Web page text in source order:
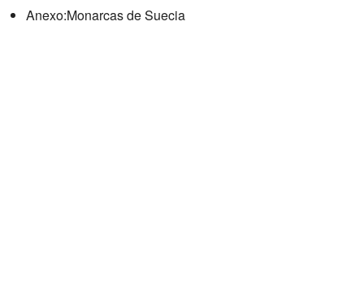
Anexo:Monarcas de Suecia